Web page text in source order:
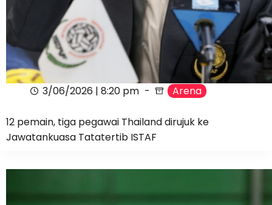
3/06/2026 | 8:20 pm Arena
12 pemain, tiga pegawai Thailand dirujuk ke
Jawatankuasa Tatatertib ISTAF